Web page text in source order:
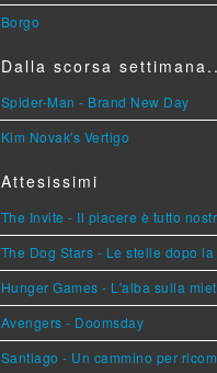
Borgo
Dalla scorsa
Spider-Man - Brand New Day
Kim Novak's Vertigo
Attesissimi
The Invite - Il piacere è tutto
The Dog Stars - Le stelle dopo la
Hunger Games - L'alba sulla
Avengers - Doomsday
Santiago - Un cammino per